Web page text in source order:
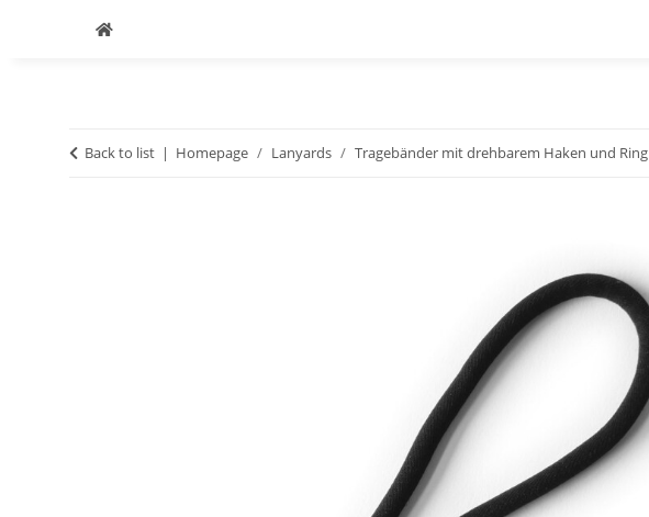
Back to list Homepage Lanyards Tragebänder mit drehbarem Haken und Ring